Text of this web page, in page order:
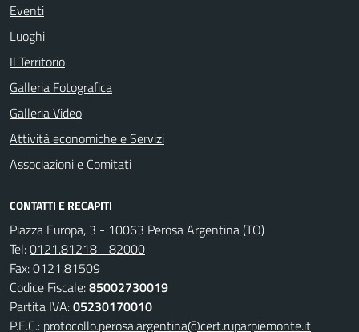
Eventi
Luoghi
Il Territorio
Galleria Fotografica
Galleria Video
Attività economiche e Servizi
Associazioni e Comitati
CONTATTI E RECAPITI
Piazza Europa, 3 - 10063 Perosa Argentina (TO)
Tel:0121.81218 - 82000
Fax:0121.81509
Codice Fiscale:85002730019
Partita IVA:05230170010
P.E.C.: protocollo.perosa.argentina@cert.ruparpiemonte.it